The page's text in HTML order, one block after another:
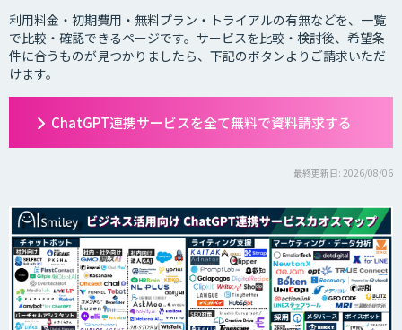
利用料金・初期費用・無料プラン・トライアルの有無などを、一覧
で比較・確認できるページです。サービスを比較・検討後、希望条
件に合うものが見つかりましたら、下記のボタンよりご請求いただ
けます。
ChatGPT連携サービスを全て無料で資料請求する
最終更新日: 2026/08/06